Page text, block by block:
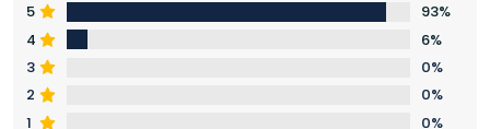
5
93%
4
6%
3
0%
2
0%
1
0%